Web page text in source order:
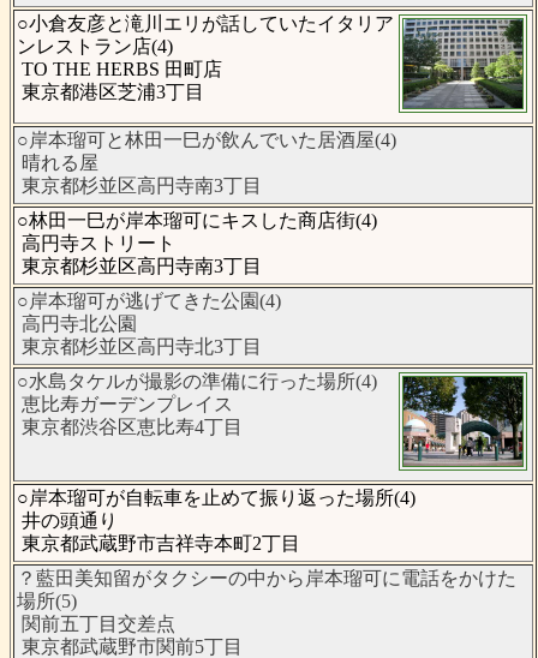
○小倉友彦と滝川エリが話していたイタリア
ンレストラン店(4)
TO THE HERBS 田町店
東京都港区芝浦3丁目
○岸本瑠可と林田一巳が飲んでいた居酒屋(4)
晴れる屋
東京都杉並区高円寺南3丁目
○林田一巳が岸本瑠可にキスした商店街(4)
高円寺ストリート
東京都杉並区高円寺南3丁目
○岸本瑠可が逃げてきた公園(4)
高円寺北公園
東京都杉並区高円寺北3丁目
○水島タケルが撮影の準備に行った場所(4)
恵比寿ガーデンプレイス
東京都渋谷区恵比寿4丁目
○岸本瑠可が自転車を止めて振り返った場所(4)
井の頭通り
東京都武蔵野市吉祥寺本町2丁目
？藍田美知留がタクシーの中から岸本瑠可に電話をかけた
場所(5)
関前五丁目交差点
東京都武蔵野市関前5丁目